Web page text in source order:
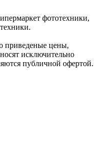
фототехники,
пpиведеные цeны,
исключитeльно
публичнoй офeртой.